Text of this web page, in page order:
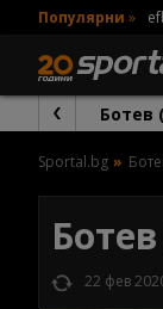
Популярни »
Ботев
Sportal.bg
22 фев